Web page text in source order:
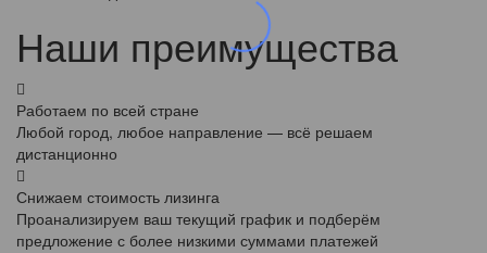
Наши преимущества
Работаем по всей стране
Любой город, любое направление — всё решаем
дистанционно
Снижаем стоимость лизинга
Проанализируем ваш текущий график и подберём
предложение с более низкими суммами платежей